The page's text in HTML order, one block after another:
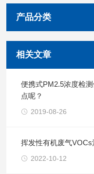
产品分类
相关文章
便携式PM2.5浓度检
点呢？
2019-08-26
挥发性有机废气
2022-10-12